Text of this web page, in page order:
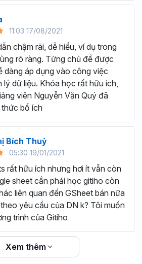
nâng cao
gì về chương
vào công việc rất mơ hồ. Sau
được thông não. Cảm ơn
khóa học Google Sheet vô
những kiến thức vừa học được
công việc văn phòng của em
dẫn chậm rãi, dễ hiểu, ví dụ
đề được khai thác cụ thể, dễ
công việc hằng ngày để quản
rất hữu ích, cám ơn Gitiho và
Văn Quý đã đem lại những
hành cùng học viên trong suốt
khi kết thúc khóa học.
trả 100% học phí nếu học
11:03 17/08/2021
chậm rãi, dễ hiểu, ví dụ trong
rõ ràng. Từng chủ đề được
dàng áp dụng vào công việc
lý dữ liệu. Khóa học rất hữu ích,
viên Nguyễn Văn Quý đã
thức bổ ích
Bích Thuỷ
05:30 19/01/2021
rất hữu ích nhưng hơi ít vẫn còn
sheet cần phải học gitiho còn
liên quan đến GSheet bán nữa
yêu cầu của DN k? Tôi muốn
trình của Gitiho
Xem thêm